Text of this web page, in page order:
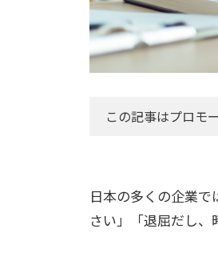
この記事はプロモ
日本の多くの企業
さい」「退屈だし、